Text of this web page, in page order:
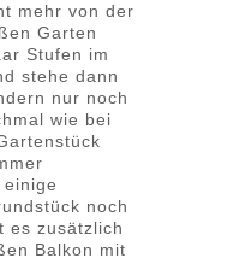
mehr von der
Garten
Stufen im
stehe dann
nur noch
wie bei
noch
es zusätzlich
Balkon mit